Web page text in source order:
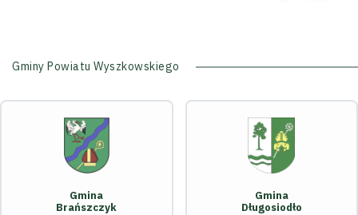
Gminy Powiatu Wyszkowskiego
Gmina
Brańszczyk
Gmina
Długosiodło